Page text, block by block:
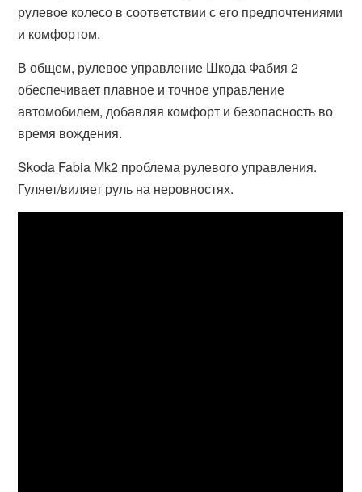
рулевое колесо в соответствии с его предпочтениями
и комфортом.
В общем, рулевое управление Шкода Фабия 2
обеспечивает плавное и точное управление
автомобилем, добавляя комфорт и безопасность во
время вождения.
Skoda Fabia Mk2 проблема рулевого управления.
Гуляет/виляет руль на неровностях.